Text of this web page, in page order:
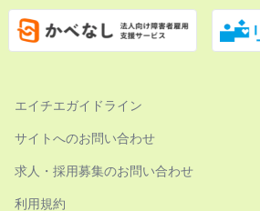
エイチエガイドライン
サイトへのお問い合わせ
求人・採用募集のお問い合わせ
利用規約